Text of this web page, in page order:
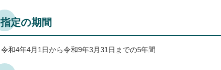
指定の期間
令和4年4月1日から令和9年3月31日までの5年間